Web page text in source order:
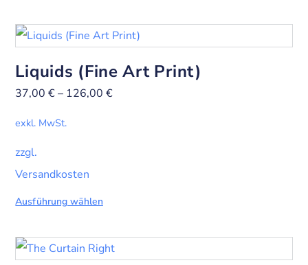
Liquids (Fine Art Print)
37,00€– 126,00€
exkl. MwSt.
zzgl.
Versandkosten
Ausführung wählen